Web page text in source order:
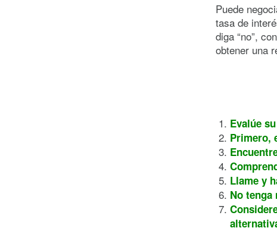
Puede
tasa de
diga “no”,
obtener una
Evalúe
Primero,
Llame y
No